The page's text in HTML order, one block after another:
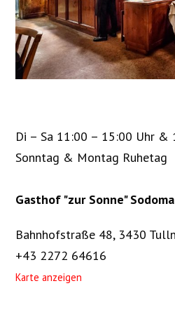
Di – Sa 11:00 – 15:00 Uhr &
Sonntag & Montag Ruhetag
Gasthof "zur Sonne" Sodoma
Bahnhofstraße 48, 3430
+43 2272 64616
Karte anzeigen